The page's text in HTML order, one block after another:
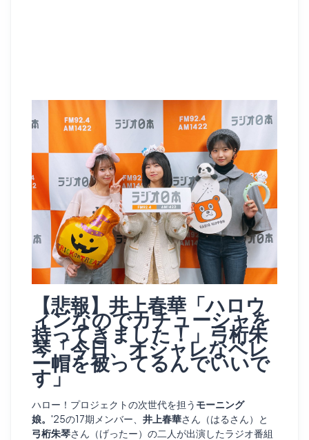
【悲報】井上春華「ハロウ
ィンなのでカチューシャを
持ってきました！」弓桁朱
琴「今日、オシャレなベレ
ー帽を被ってるんでいいで
す」
ハロー！プロジェクトの次世代を担う モーニング
娘。 '25の17期メンバー、 井上春華さん（はるさん）と
弓桁朱琴さん（げったー）の二人が出演したラジオ番組